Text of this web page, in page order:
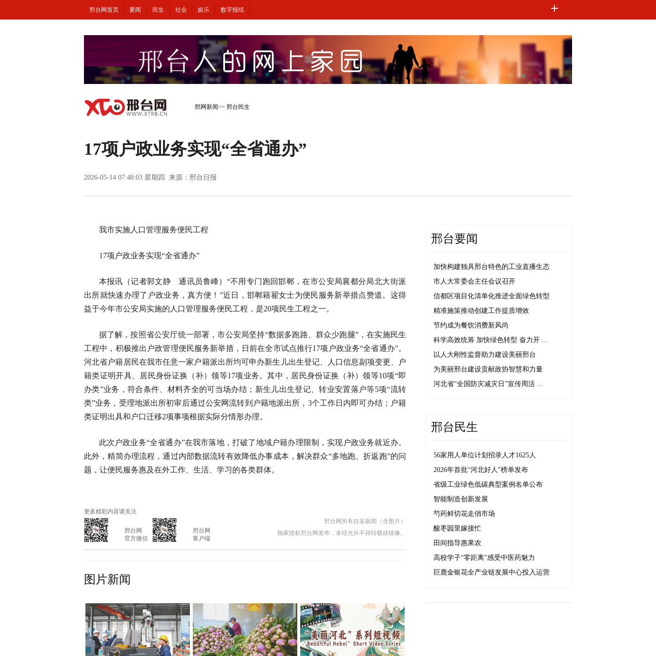
邢台网首页 要闻 民生 社会 娱乐 数字报纸
邢网新闻>> 邢台民生
17项户政业务实现“全省通办”
2026-05-14 07:48:03 星期四 来源：邢台日报
我市实施人口管理服务便民工程
17项户政业务实现“全省通办”
本报讯（记者郭文静 通讯员鲁峰）“不用专门跑回邯郸，在市公安局襄都分局北大街派
出所就快速办理了户政业务，真方便！”近日，邯郸籍翟女士为便民服务新举措点赞道。这得
益于今年市公安局实施的人口管理服务便民工程，是20项民生工程之一。
据了解，按照省公安厅统一部署，市公安局坚持“数据多跑路、群众少跑腿”，在实施民生
工程中，积极推出户政管理便民服务新举措，日前在全市试点推行17项户政业务“全省通办”。
河北省户籍居民在我市任意一家户籍派出所均可申办新生儿出生登记、人口信息副项变更、户
籍类证明开具、居民身份证换（补）领等17项业务。其中，居民身份证换（补）领等10项“即
办类”业务，符合条件、材料齐全的可当场办结；新生儿出生登记、转业安置落户等5项“流转
类”业务，受理地派出所初审后通过公安网流转到户籍地派出所，3个工作日内即可办结；户籍
类证明出具和户口迁移2项事项根据实际分情形办理。
此次户政业务“全省通办”在我市落地，打破了地域户籍办理限制，实现户政业务就近办。
此外，精简办理流程，通过内部数据流转有效降低办事成本，解决群众“多地跑、折返跑”的问
题，让便民服务惠及在外工作、生活、学习的各类群体。
更多精彩内容请关注
			邢台网
			官方微信
			邢台网
			客户端
邢台网所有自采新闻（含图片）
独家授权邢台网发布，未经允许不得转载或镜像。
图片新闻
邢台要闻
加快构建独具邢台特色的工业直播生态
市人大常委会主任会议召开
信都区项目化清单化推进全面绿色转型
精准施策推动创建工作提质增效
节约成为餐饮消费新风尚
科学高效统筹 加快绿色转型 奋力开 ...
以人大刚性监督助力建设美丽邢台
为美丽邢台建设贡献政协智慧和力量
河北省“全国防灾减灾日”宣传周活 ...
邢台民生
56家用人单位计划招录人才1625人
2026年首批“河北好人”榜单发布
省级工业绿色低碳典型案例名单公布
智能制造创新发展
芍药鲜切花走俏市场
酸枣园里嫁接忙
田间指导惠果农
高校学子“零距离”感受中医药魅力
巨鹿金银花全产业链发展中心投入运营